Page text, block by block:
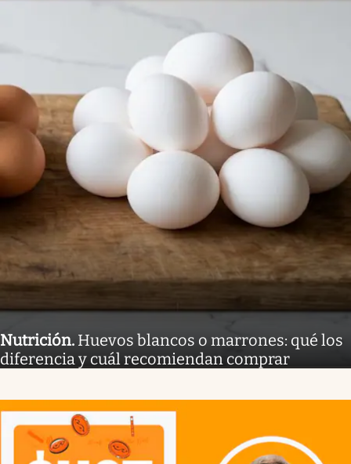
Nutrición. Huevos blancos o marrones: qué los
diferencia y cuál recomiendan comprar